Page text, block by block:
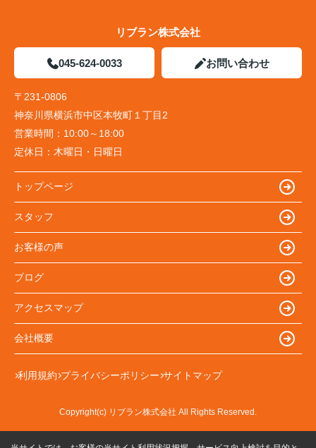
リブラン株式会社
045-624-0033 お問い合わせ
〒231-0806
神奈川県横浜市中区本牧町１丁目2
営業時間： 10:00～18:00
定休日： 木曜日・日曜日
トップページ
スタッフ
お客様の声
ブログ
アクセスマップ
会社概要
利用規約 プライバシーポリシー サイトマップ
Copyright(c) リブラン株式会社 All Rights Reserved.